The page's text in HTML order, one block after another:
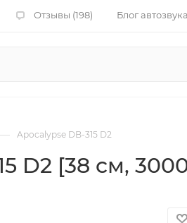
Отзывы (198) Блог автозвука
— Apocalypse DB-315 D2
D2 [38 см,